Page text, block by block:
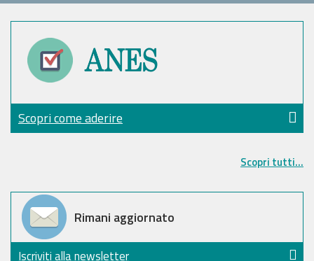
Scopri come aderire
Scopri tutti...
Rimani aggiornato
Iscriviti alla newsletter